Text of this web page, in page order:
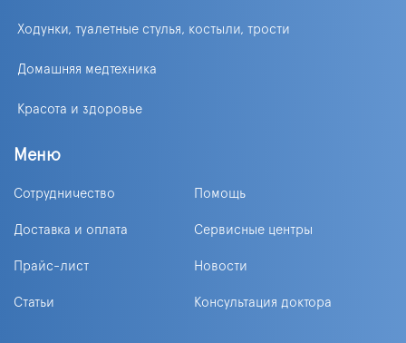
Ходунки, туалетные стулья, костыли, трости
Домашняя медтехника
Красота и здоровье
Меню
Сотрудничество Помощь
Доставка и оплата Сервисные центры
Прайс-лист Новости
Статьи Консультация доктора